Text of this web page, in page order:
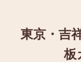
東京・吉
板